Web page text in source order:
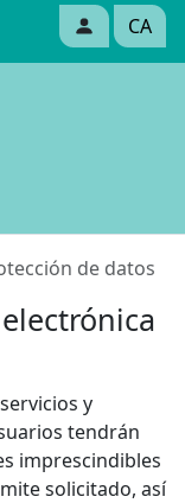
CA
de datos
y
tendrán
imprescindibles
solicitado, así